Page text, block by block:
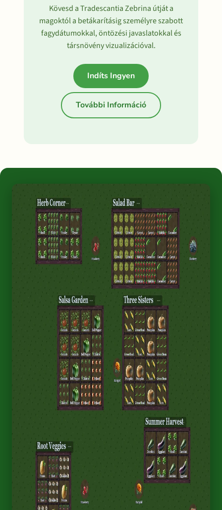
Kövesd a Tradescantia Zebrina útját a
magoktól a betákarításig személyre szabott
fagydátumokkal, öntözési javaslatokkal és
társnövény vizualizációval.
Indíts Ingyen
További Információ